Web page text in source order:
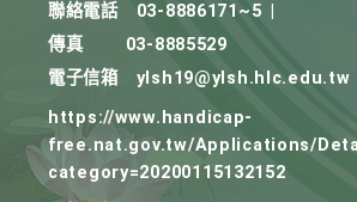
聯絡電話
03-8886171~5
傳真
03-8885529
電子信箱
ylsh19@ylsh.hlc.edu.tw
https://www.handicap-
free.nat.gov.tw/Applications/
category=20200115132152